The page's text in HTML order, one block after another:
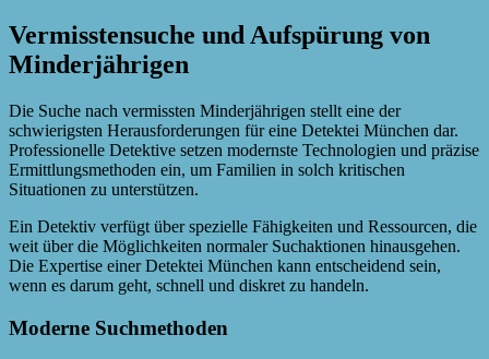
Vermisstensuche und Aufspürung von
Minderjährigen
Die Suche nach vermissten Minderjährigen stellt eine der
schwierigsten Herausforderungen für eine Detektei München dar.
Professionelle Detektive setzen modernste Technologien und präzise
Ermittlungsmethoden ein, um Familien in solch kritischen
Situationen zu unterstützen.
Ein Detektiv verfügt über spezielle Fähigkeiten und Ressourcen, die
weit über die Möglichkeiten normaler Suchaktionen hinausgehen.
Die Expertise einer Detektei München kann entscheidend sein,
wenn es darum geht, schnell und diskret zu handeln.
Moderne Suchmethoden